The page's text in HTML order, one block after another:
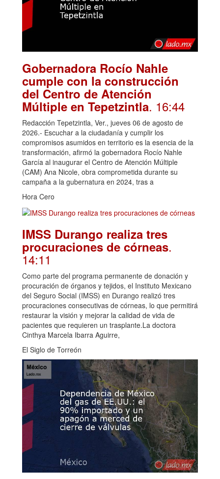
Gobernadora Rocío Nahle
cumple con la construcción
del Centro de Atención
Múltiple en Tepetzintla. 16:44
Redacción Tepetzintla, Ver., jueves 06 de agosto de
2026.- Escuchar a la ciudadanía y cumplir los
compromisos asumidos en territorio es la esencia de la
transformación, afirmó la gobernadora Rocío Nahle
García al inaugurar el Centro de Atención Múltiple
(CAM) Ana Nicole, obra comprometida durante su
campaña a la gubernatura en 2024, tras a
Hora Cero
IMSS Durango realiza tres
procuraciones de córneas.
14:11
Como parte del programa permanente de donación y
procuración de órganos y tejidos, el Instituto Mexicano
del Seguro Social (IMSS) en Durango realizó tres
procuraciones consecutivas de córneas, lo que permitirá
restaurar la visión y mejorar la calidad de vida de
pacientes que requieren un trasplante.La doctora
Cinthya Marcela Ibarra Aguirre,
El Siglo de Torreón